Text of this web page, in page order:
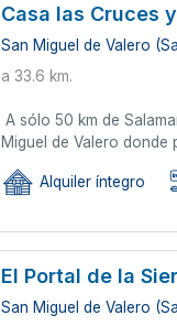
Casa las Cruces
San Miguel de Valero
a 33.6 km.
A sólo 50 km de
Miguel de Valero donde
Alquiler íntegro
El Portal de la
San Miguel de Valero